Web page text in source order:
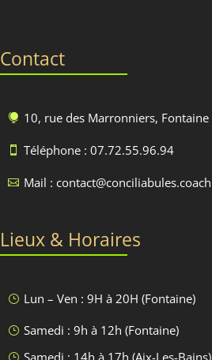
Contact
 10, rue des Marronniers, Fontaine
 Téléphone : 07.72.55.96.94
 Mail : contact@conciliabules.coach
Lieux & Horaires
} Lun – Ven : 9H à 20H (Fontaine)
} Samedi : 9h à 12h (Fontaine)
}